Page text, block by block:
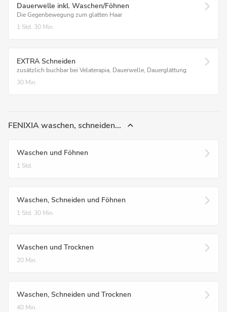
Dauerwelle inkl. Waschen/Föhnen
Die Gegenbewegung zum glatten Haar
1 Std. 30 Min.
EXTRA Schneiden
zusätzlich buchbar bei Velaterapia, Dauerwelle, Dauerglättung
30 Min.
FENIXIA waschen, schneiden...
Waschen und Föhnen
1 Std.
Waschen, Schneiden und Föhnen
1 Std. 30 Min.
Waschen und Trocknen
20 Min.
Waschen, Schneiden und Trocknen
40 Min.